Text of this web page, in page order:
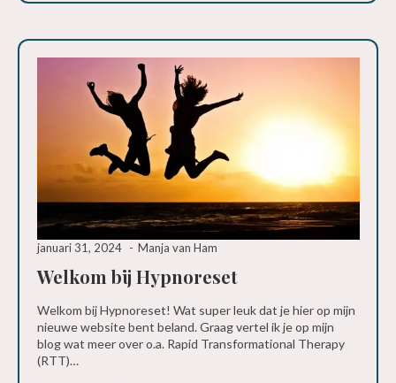
Welkom bij Hypnoreset
januari 31, 2024 Manja van Ham
Welkom bij Hypnoreset! Wat super leuk dat je hier op mijn
nieuwe website bent beland. Graag vertel ik je op mijn
blog wat meer over o.a. Rapid Transformational Therapy
(RTT)…